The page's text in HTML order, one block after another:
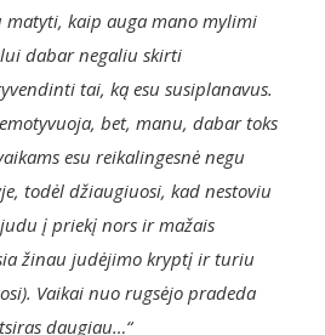
matyti, kaip auga mano mylimi
dabar negaliu skirti
tai, ką esu susiplanavus.
bet, manu, dabar toks
esu reikalingesnė negu
todėl džiaugiuosi, kad nestoviu
į priekį nors ir mažais
žinau judėjimo kryptį ir turiu
Vaikai nuo rugsėjo pradeda
daugiau…“